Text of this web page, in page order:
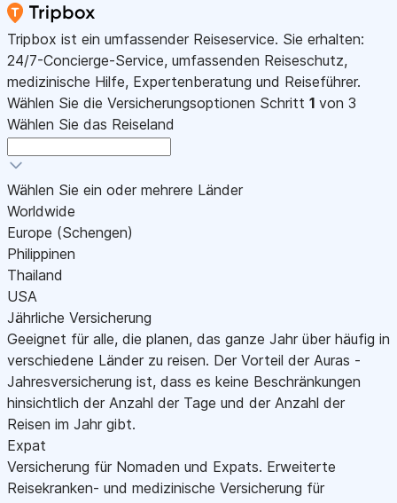
Tripbox ist ein umfassender Reiseservice. Sie erhalten:
24/7-Concierge-Service, umfassenden Reiseschutz,
medizinische Hilfe, Expertenberatung und Reiseführer.
Wählen Sie die Versicherungsoptionen Schritt 1 von 3
Wählen Sie das Reiseland
Wählen Sie ein oder mehrere Länder
Worldwide
Europe (Schengen)
Philippinen
Thailand
USA
Jährliche Versicherung
Geeignet für alle, die planen, das ganze Jahr über häufig in
verschiedene Länder zu reisen. Der Vorteil der Auras -
Jahresversicherung ist, dass es keine Beschränkungen
hinsichtlich der Anzahl der Tage und der Anzahl der
Reisen im Jahr gibt.
Expat
Versicherung für Nomaden und Expats. Erweiterte
Reisekranken- und medizinische Versicherung für